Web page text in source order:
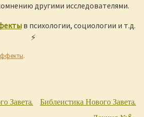
другими исследователями.
в психологии, социологии и т.д.
⚡
.
Завета.
Библеистика Нового Завета.